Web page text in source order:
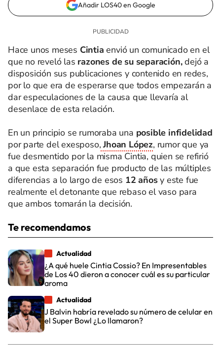
Añadir LOS40 en Google
Hace unos meses Cintia envió un comunicado en el
que no reveló las razones de su separación,dejó a
disposición sus publicaciones y contenido en redes,
por lo que era de esperarse que todos empezarán a
dar especulaciones de la causa que llevaría al
desenlace de esta relación.
En un principio se rumoraba una posible infidelidad
por parte del exesposo, Jhoan López, rumor que ya
fue desmentido por la misma Cintia, quien se refirió
a que esta separación fue producto de las múltiples
diferencias a lo largo de esos 12 añosy este fue
realmente el detonante que rebaso el vaso para
que ambos tomarán la decisión.
Te recomendamos
Actualidad
¿A qué huele Cintia Cossio? En Impresentables
de Los 40 dieron a conocer cuál es su particular
aroma
Actualidad
J Balvin habría revelado su número de celular en
el Super Bowl ¿Lo llamaron?